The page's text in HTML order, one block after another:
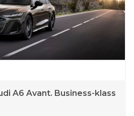
Buzz/ID. Buzz Cargo.
A6 Avant. Business-klass